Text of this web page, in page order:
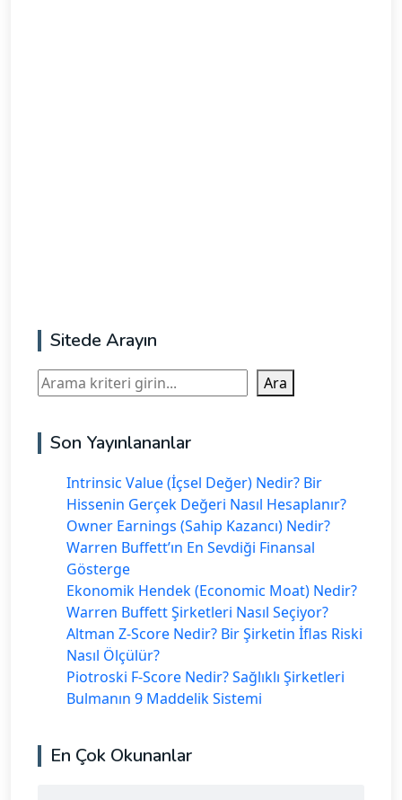
Sitede Arayın
Ara Ara
Son Yayınlananlar
Intrinsic Value (İçsel Değer) Nedir? Bir
Hissenin Gerçek Değeri Nasıl Hesaplanır?
Owner Earnings (Sahip Kazancı) Nedir?
Warren Buffett’ın En Sevdiği Finansal
Gösterge
Ekonomik Hendek (Economic Moat) Nedir?
Warren Buffett Şirketleri Nasıl Seçiyor?
Altman Z-Score Nedir? Bir Şirketin İflas Riski
Nasıl Ölçülür?
Piotroski F-Score Nedir? Sağlıklı Şirketleri
Bulmanın 9 Maddelik Sistemi
En Çok Okunanlar